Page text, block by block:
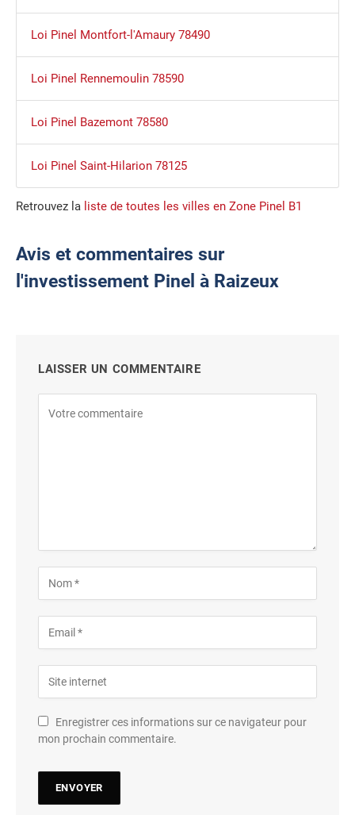
Loi Pinel Montfort-l'Amaury 78490
Loi Pinel Rennemoulin 78590
Loi Pinel Bazemont 78580
Loi Pinel Saint-Hilarion 78125
Retrouvez la liste de toutes les villes en Zone Pinel B1
Avis et commentaires sur
l'investissement Pinel à Raizeux
LAISSER UN COMMENTAIRE
Enregistrer ces informations sur ce navigateur pour
mon prochain commentaire.